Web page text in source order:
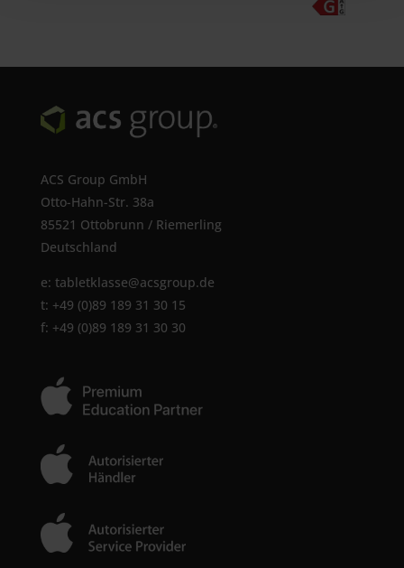
ACS Group GmbH
Otto-Hahn-Str. 38a
85521 Ottobrunn / Riemerling
Deutschland
e: tabletklasse@acsgroup.de
t: +49 (0)89 189 31 30 15
f: +49 (0)89 189 31 30 30